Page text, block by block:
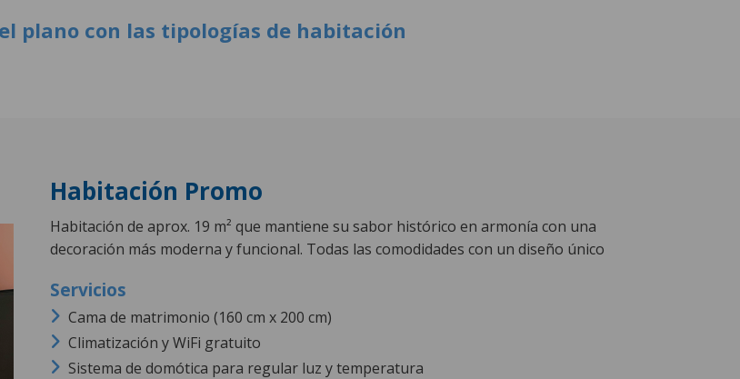
el plano con las tipologías de habitación
Habitación Promo
Habitación de aprox. 19 m² que mantiene su sabor histórico en armonía con una
decoración más moderna y funcional. Todas las comodidades con un diseño único
Cama de matrimonio (160 cm x 200 cm)
Climatización y WiFi gratuito
Sistema de domótica para regular luz y temperatura